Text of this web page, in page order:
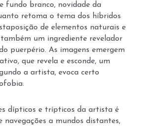
fundo branco, novidade da
retoma o tema dos híbridos
de elementos naturais e
um ingrediente revelador
puerpério. As imagens emergem
que revela e esconde, um
a artista, evoca certo
dípticos e trípticos da artista é
a mundos distantes,